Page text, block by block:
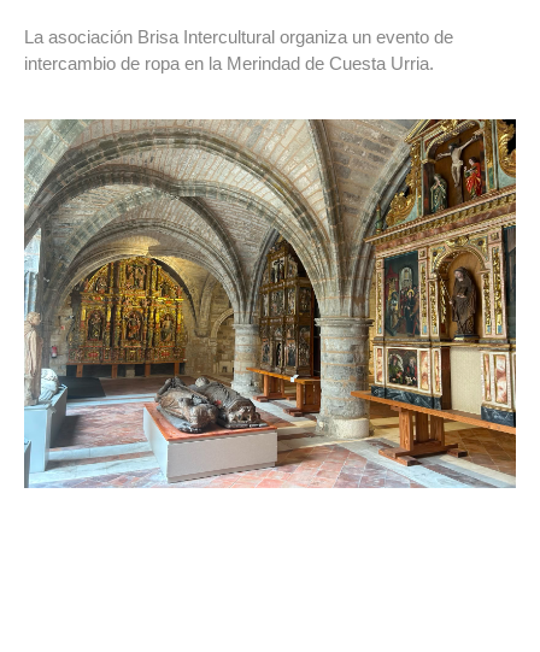
La asociación Brisa Intercultural organiza un evento de
intercambio de ropa en la Merindad de Cuesta Urria.